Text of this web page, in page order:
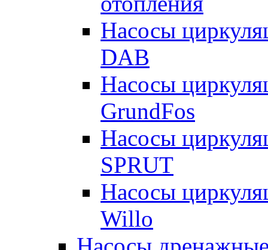
Насосы
DAB
Насосы
GrundFos
Насосы
SPRUT
Насосы
Willo